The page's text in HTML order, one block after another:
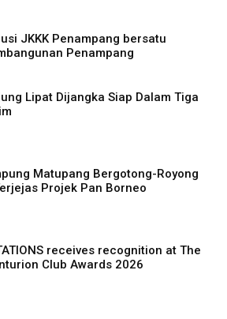
JKKK Penampang bersatu
Penampang
Lipat Dijangka Siap Dalam Tiga
Matupang Bergotong-Royong
Projek Pan Borneo
receives recognition at The
Club Awards 2026